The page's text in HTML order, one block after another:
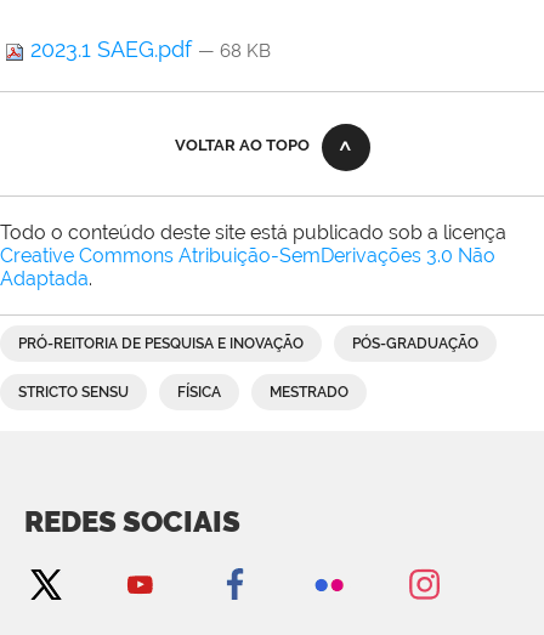
2023.1 SAEG.pdf — 68 KB
VOLTAR AO TOPO
Todo o conteúdo deste site está publicado sob a licença
Creative Commons Atribuição-SemDerivações 3.0 Não
Adaptada.
PRÓ-REITORIA DE PESQUISA E INOVAÇÃO PÓS-GRADUAÇÃO
STRICTO SENSU FÍSICA MESTRADO
REDES SOCIAIS